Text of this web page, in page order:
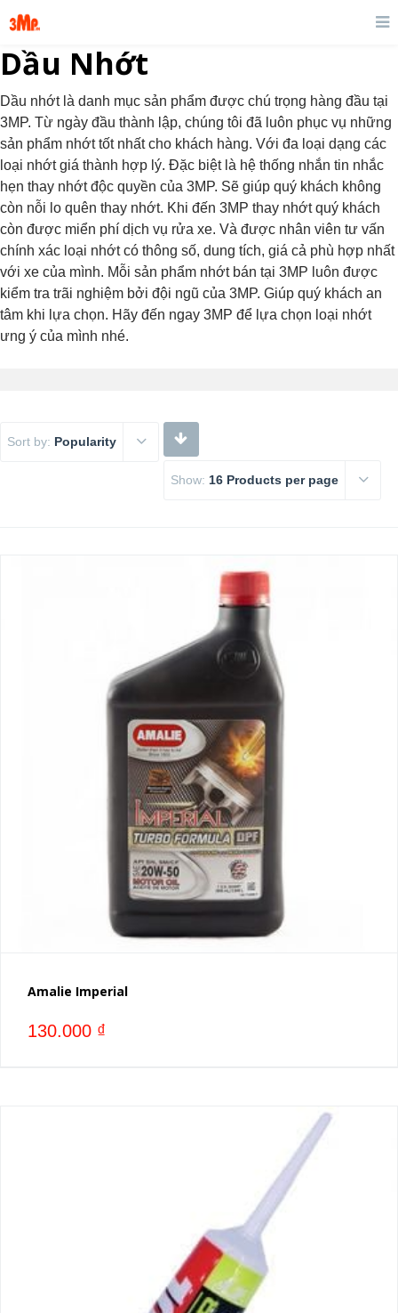
Dầu Nhớt
Dầu nhớt là danh mục sản phẩm được chú trọng hàng đầu tại
3MP. Từ ngày đầu thành lập, chúng tôi đã luôn phục vụ những
sản phẩm nhớt tốt nhất cho khách hàng. Với đa loại dạng các
loại nhớt giá thành hợp lý. Đặc biệt là hệ thống nhắn tin nhắc
hẹn thay nhớt độc quyền của 3MP. Sẽ giúp quý khách không
còn nỗi lo quên thay nhớt. Khi đến 3MP thay nhớt quý khách
còn được miển phí dịch vụ rửa xe. Và được nhân viên tư vấn
chính xác loại nhớt có thông số, dung tích, giá cả phù hợp nhất
với xe của mình. Mỗi sản phẩm nhớt bán tại 3MP luôn được
kiểm tra trãi nghiệm bởi đội ngũ của 3MP. Giúp quý khách an
tâm khi lựa chọn. Hãy đến ngay 3MP để lựa chọn loại nhớt
ưng ý của mình nhé.
Sort by: Popularity
Show: 16 Products per page
Amalie Imperial
130.000 ₫